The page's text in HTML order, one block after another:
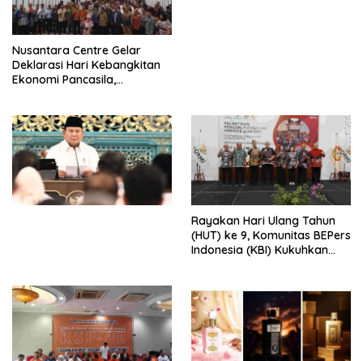
Nusantara Centre Gelar
Deklarasi Hari Kebangkitan
Ekonomi Pancasila,
Penjajahan (Pergolakan
Ekonomi Politik Indonesia) &
Simposium Nasional “Urgensi
Undang-Undang
Perekonomian Nasional dan
Kesejahteraan Sosial dalam
Rayakan Hari Ulang Tahun
(HUT) ke 9, Komunitas BEPers
Indonesia (KBI) Kukuhkan
Tema: “Penguatan dan
Pengembangan Organisasi
KBI yang Berbasis Riset di
seluruh Indonesia dan
Mancanegara”.